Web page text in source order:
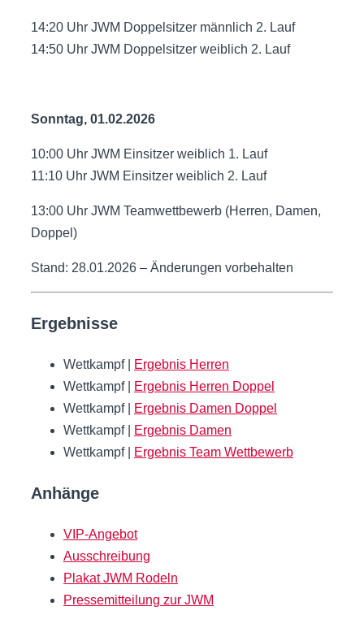
14:20 Uhr JWM Doppelsitzer männlich 2. Lauf
14:50 Uhr JWM Doppelsitzer weiblich 2. Lauf
Sonntag, 01.02.2026
10:00 Uhr JWM Einsitzer weiblich 1. Lauf
11:10 Uhr JWM Einsitzer weiblich 2. Lauf
13:00 Uhr JWM Teamwettbewerb (Herren, Damen,
Doppel)
Stand: 28.01.2026 – Änderungen vorbehalten
Ergebnisse
Wettkampf |
Ergebnis Herren
Wettkampf |
Ergebnis Herren Doppel
Wettkampf |
Ergebnis Damen Doppel
Wettkampf |
Ergebnis Damen
Wettkampf |
Ergebnis Team Wettbewerb
Anhänge
VIP-Angebot
Ausschreibung
Plakat JWM Rodeln
Pressemitteilung zur JWM